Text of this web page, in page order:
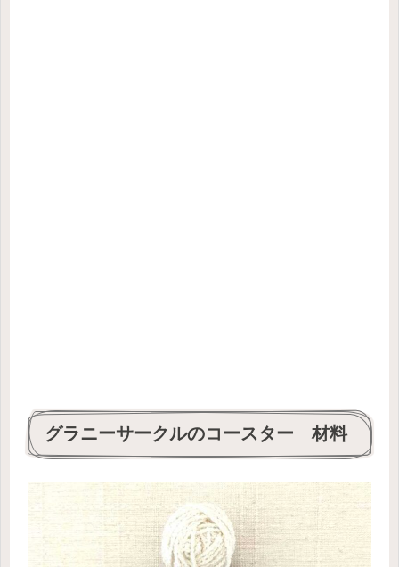
グラニーサークルのコースター 材料